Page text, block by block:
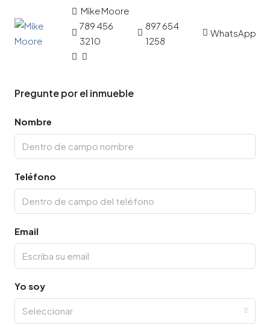
Mike Moore
789 456
3210
897 654
1258
WhatsApp
Pregunte por el inmueble
Nombre
Teléfono
Email
Yo soy
Seleccionar